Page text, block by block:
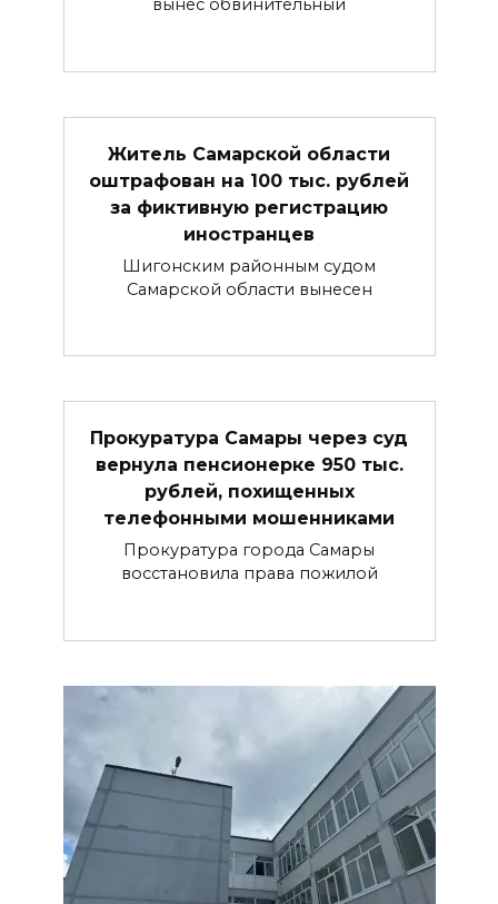
вынес обвинительный
Житель Самарской области
оштрафован на 100 тыс. рублей
за фиктивную регистрацию
иностранцев
Шигонским районным судом
Самарской области вынесен
Прокуратура Самары через суд
вернула пенсионерке 950 тыс.
рублей, похищенных
телефонными мошенниками
Прокуратура города Самары
восстановила права пожилой